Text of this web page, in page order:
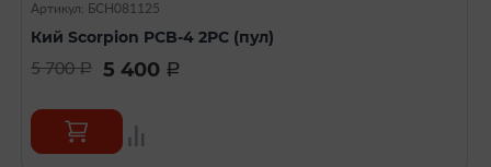
Артикул: БСН081125
Кий Scorpion PCB-4 2PC (пул)
5 700a 5 400 a